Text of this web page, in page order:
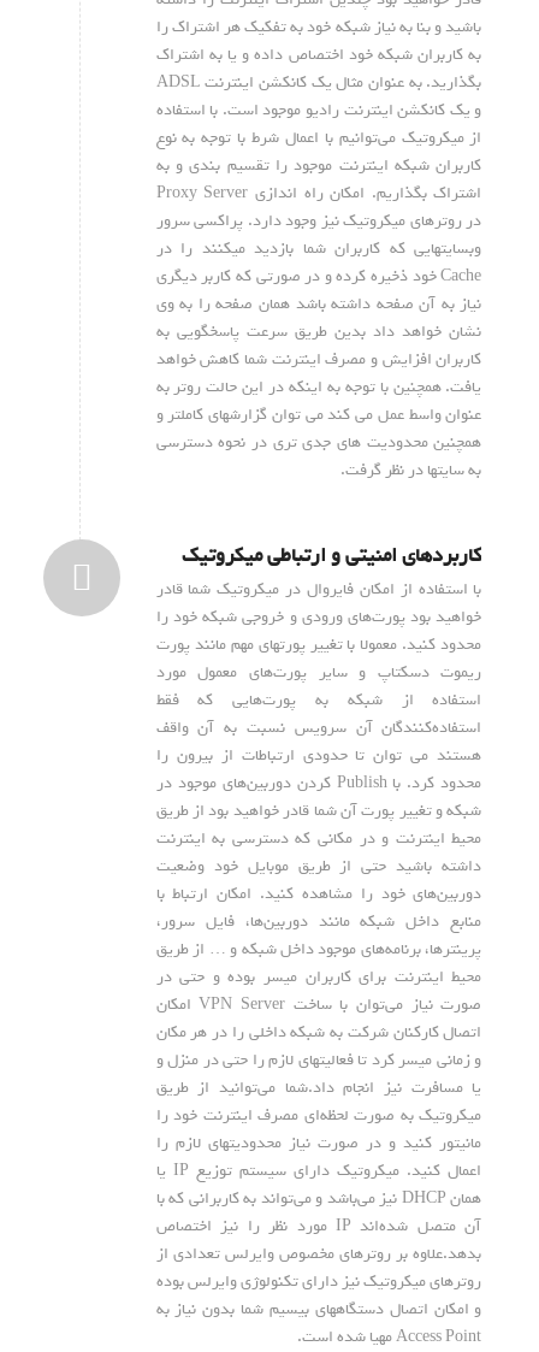
باشید و بنا به نیاز شبکه خود به تفکیک هر اشتراک را
به کاربران شبکه خود اختصاص داده و یا به اشتراک
بگذارید. به عنوان مثال یک کانکشن اینترنت ADSL
و یک کانکشن اینترنت رادیو موجود است. با استفاده
از میکروتیک می‌توانیم با اعمال شرط با توجه به نوع
کاربران شبکه اینترنت موجود را تقسیم بندی و به
اشتراک بگذاریم. امکان راه اندازی Proxy Server
در روترهای میکروتیک نیز وجود دارد. پراکسی سرور
وبسایتهایی که کاربران شما بازدید میکنند را در
Cache خود ذخیره کرده و در صورتی که کاربر دیگری
نیاز به آن صفحه داشته باشد همان صفحه را به وی
نشان خواهد داد بدین طریق سرعت پاسخگویی به
کاربران افزایش و مصرف اینترنت شما کاهش خواهد
یافت. همچنین با توجه به اینکه در این حالت روتر به
عنوان واسط عمل می کند می توان گزارشهای کاملتر و
همچنین محدودیت های جدی تری در نحوه دسترسی
به سایتها در نظر گرفت.
کاربردهای امنیتی و ارتباطی میکروتیک
با استفاده از امکان فایروال در میکروتیک شما قادر
خواهید بود پورت‌های ورودی و خروجی شبکه خود را
محدود کنید. معمولا با تغییر پورتهای مهم مانند پورت
ریموت دسکتاپ و سایر پورت‌های معمول مورد
استفاده از شبکه به پورت‌هایی که فقط
استفاده‌کنندگان آن سرویس نسبت به آن واقف
هستند می توان تا حدودی ارتباطات از بیرون را
محدود کرد. با Publish کردن دوربین‌های موجود در
شبکه و تغییر پورت‌ آن شما قادر خواهید بود از طریق
محیط اینترنت و در مکانی که دسترسی به اینترنت
داشته باشید حتی از طریق موبایل خود وضعیت
دوربین‌های خود را مشاهده کنید. امکان ارتباط با
منابع داخل شبکه مانند دوربین‌ها، فایل سرور،
پرینترها، برنامه‌های موجود داخل شبکه و … از طریق
محیط اینترنت برای کاربران میسر بوده و حتی در
صورت نیاز می‌توان با ساخت VPN Server امکان
اتصال کارکنان شرکت به شبکه داخلی را در هر مکان
و زمانی میسر کرد تا فعالیتهای لازم را حتی در منزل و
یا مسافرت نیز انجام داد.شما می‌توانید از طریق
میکروتیک به صورت لحظه‌ای مصرف اینترنت خود را
مانیتور کنید و در صورت نیاز محدودیتهای لازم را
اعمال کنید. میکروتیک دارای سیستم توزیع IP یا
همان DHCP نیز می‌باشد و می‌تواند به کاربرانی که با
آن متصل شده‌‌‌‌‌اند IP مورد نظر را نیز اختصاص
بدهد.علاوه بر روترهای مخصوص وایرلس تعدادی از
روترهای میکروتیک نیز دارای تکنولوژی وایرلس بوده
و امکان اتصال دستگاههای بیسیم شما بدون نیاز به
Access Point مهیا شده است.